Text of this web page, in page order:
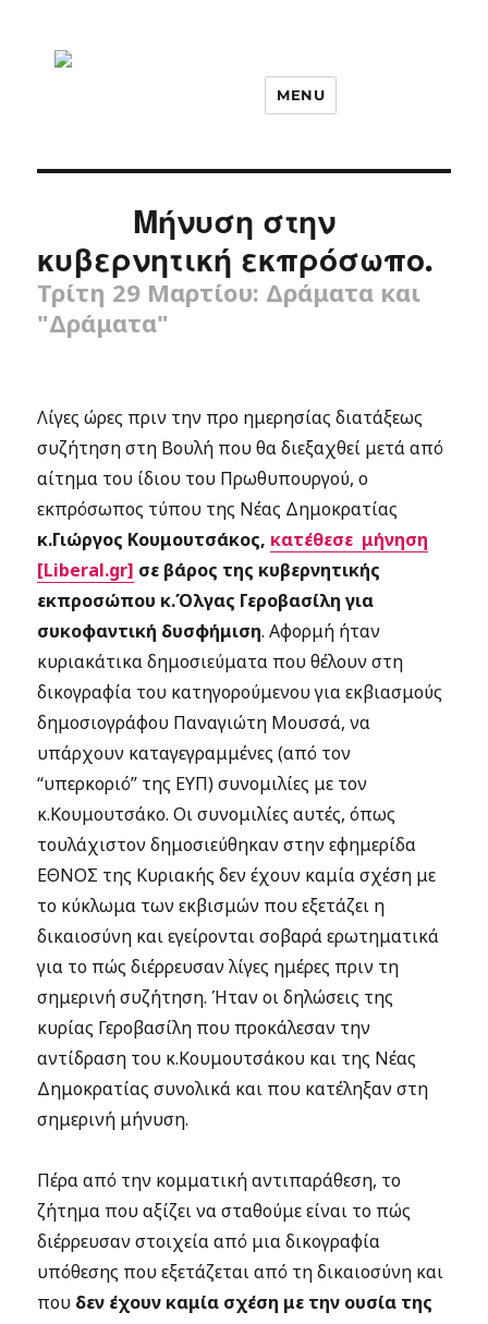
MENU
Μήνυση στην
κυβερνητική εκπρόσωπο.
Τρίτη 29 Μαρτίου: Δράματα και
"Δράματα"
Λίγες ώρες πριν την προ ημερησίας διατάξεως
συζήτηση στη Βουλή που θα διεξαχθεί μετά από
αίτημα του ίδιου του Πρωθυπουργού, ο
εκπρόσωπος τύπου της Νέας Δημοκρατίας
κ.Γιώργος Κουμουτσάκος, κατέθεσε μήνηση
[Liberal.gr] σε βάρος της κυβερνητικής
εκπροσώπου κ.Όλγας Γεροβασίλη για
συκοφαντική δυσφήμιση. Αφορμή ήταν
κυριακάτικα δημοσιεύματα που θέλουν στη
δικογραφία του κατηγορούμενου για εκβιασμούς
δημοσιογράφου Παναγιώτη Μουσσά, να
υπάρχουν καταγεγραμμένες (από τον
“υπερκοριό” της ΕΥΠ) συνομιλίες με τον
κ.Κουμουτσάκο. Οι συνομιλίες αυτές, όπως
τουλάχιστον δημοσιεύθηκαν στην εφημερίδα
ΕΘΝΟΣ της Κυριακής δεν έχουν καμία σχέση με
το κύκλωμα των εκβισμών που εξετάζει η
δικαιοσύνη και εγείρονται σοβαρά ερωτηματικά
για το πώς διέρρευσαν λίγες ημέρες πριν τη
σημερινή συζήτηση. Ήταν οι δηλώσεις της
κυρίας Γεροβασίλη που προκάλεσαν την
αντίδραση του κ.Κουμουτσάκου και της Νέας
Δημοκρατίας συνολικά και που κατέληξαν στη
σημερινή μήνυση.
Πέρα από την κομματική αντιπαράθεση, το
ζήτημα που αξίζει να σταθούμε είναι το πώς
διέρρευσαν στοιχεία από μια δικογραφία
υπόθεσης που εξετάζεται από τη δικαιοσύνη και
που δεν έχουν καμία σχέση με την ουσία της